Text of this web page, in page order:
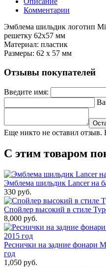
Комментарии
Эмблема шильдик логотип
решетку 62x57 мм
Материал: пластик
Размеры: 62 х 57 мм
Отзывы покупателей
Введите имя:
Еще никто не оставил
С этим товаром
Эмблема шильдик Lancer на
330 руб.
Спойлер высокий в стиле
8,000 руб.
Реснички на задние фонари
год
1,050 руб.